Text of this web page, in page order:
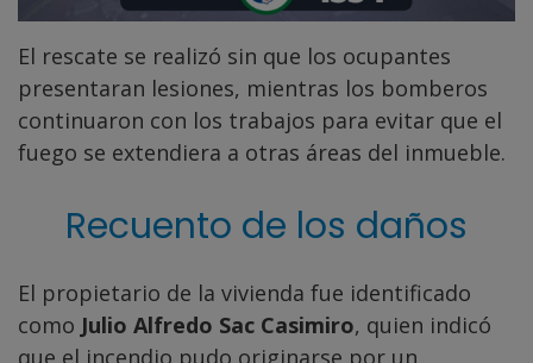
El rescate se realizó sin que los ocupantes
presentaran lesiones, mientras los bomberos
continuaron con los trabajos para evitar que el
fuego se extendiera a otras áreas del inmueble.
Recuento de los daños
El propietario de la vivienda fue identificado
como Julio Alfredo Sac Casimiro, quien indicó
que el incendio pudo originarse por un